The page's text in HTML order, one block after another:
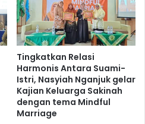
Tingkatkan Relasi
Harmonis Antara Suami-
Istri, Nasyiah Nganjuk gelar
Kajian Keluarga Sakinah
dengan tema Mindful
Marriage